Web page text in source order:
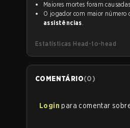
Maiores mortes foram
O jogador com maior número
assistências.
Estatísticas Head-to-head
COMENTÁRIO(0)
Login para comentar